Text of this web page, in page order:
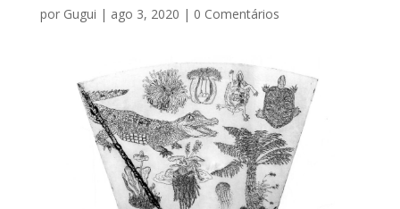
por Gugui | ago 3, 2020 | 0 Comentários